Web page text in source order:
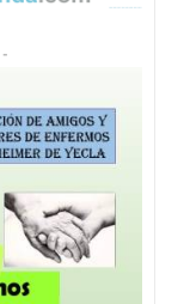
-